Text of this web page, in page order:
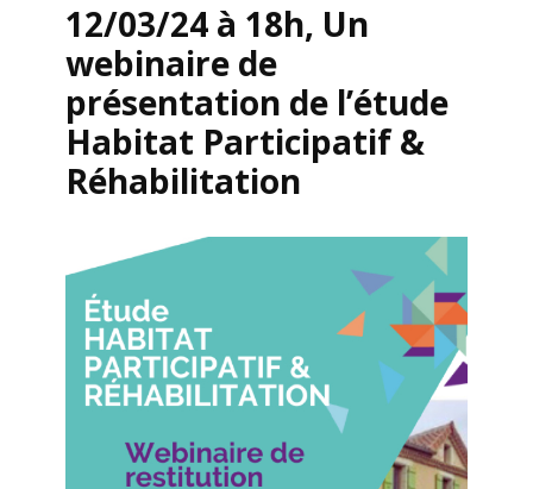
12/03/24 à 18h, Un
webinaire de
présentation de l’étude
Habitat Participatif &
Réhabilitation